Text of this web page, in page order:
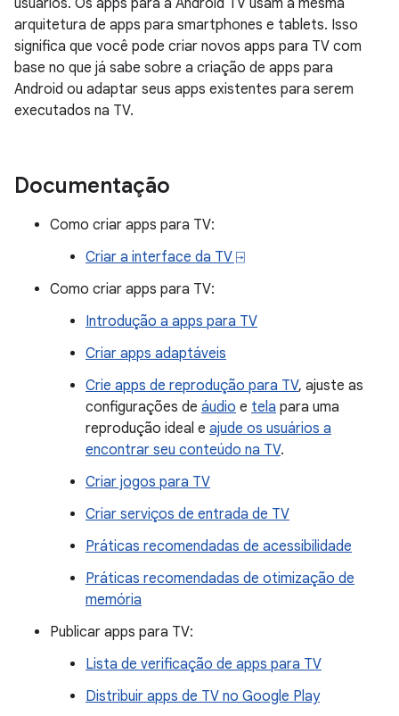
usuários. Os apps para a Android TV usam a mesma
arquitetura de apps para smartphones e tablets. Isso
significa que você pode criar novos apps para TV com
base no que já sabe sobre a criação de apps para
Android ou adaptar seus apps existentes para serem
executados na TV.
Documentação
Como criar apps para TV:
Criar a interface da TV ⍈
Como criar apps para TV:
Introdução a apps para TV
Criar apps adaptáveis
Crie apps de reprodução para TV, ajuste as
configurações de áudio e tela para uma
reprodução ideal e ajude os usuários a
encontrar seu conteúdo na TV.
Criar jogos para TV
Criar serviços de entrada de TV
Práticas recomendadas de acessibilidade
Práticas recomendadas de otimização de
memória
Publicar apps para TV:
Lista de verificação de apps para TV
Distribuir apps de TV no Google Play